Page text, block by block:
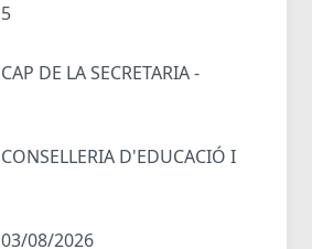
5
CAP DE LA SECRETARIA -
CONSELLERIA D'EDUCACIÓ I
03/08/2026